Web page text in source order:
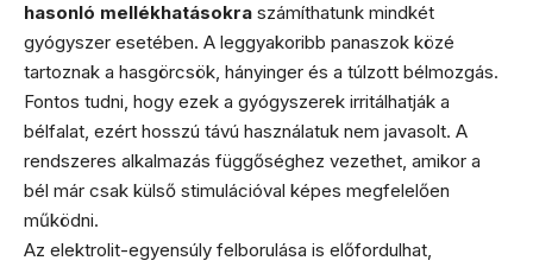
hasonló mellékhatásokra számíthatunk mindkét
gyógyszer esetében. A leggyakoribb panaszok közé
tartoznak a hasgörcsök, hányinger és a túlzott bélmozgás.
Fontos tudni, hogy ezek a gyógyszerek irritálhatják a
bélfalat, ezért hosszú távú használatuk nem javasolt. A
rendszeres alkalmazás függőséghez vezethet, amikor a
bél már csak külső stimulációval képes megfelelően
működni.
Az elektrolit-egyensúly felborulása is előfordulhat,